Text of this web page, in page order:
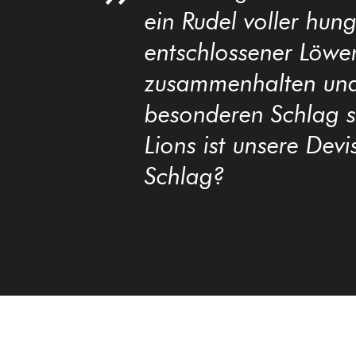
ein Rudel voller
entschlossener
zusammenhalten
besonderen Schlag
Lions ist unsere
Schlag?